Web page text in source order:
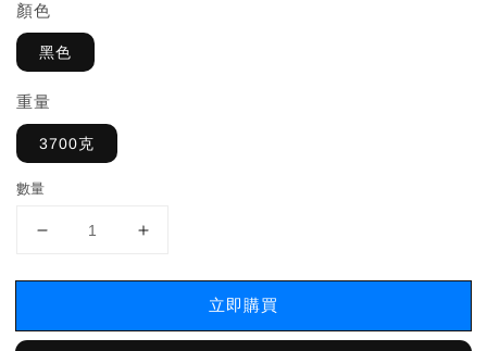
顏色
黑色
重量
3700克
數量
立即購買